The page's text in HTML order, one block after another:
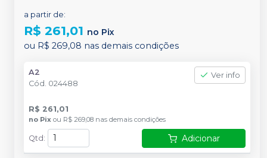
a partir de:
R$ 261,01 no Pix
ou R$ 269,08 nas demais condições
A2
Cód. 024488
Ver info
R$ 261,01
no Pix ou R$ 269,08 nas demais condições
Qtd : Adicionar